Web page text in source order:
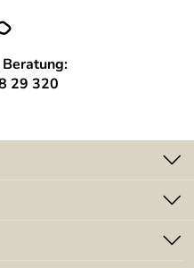
29 320